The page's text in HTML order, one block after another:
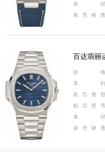
再把目光聚焦百达翡丽。
0周年限量腕表，分别是
表
表 壳 材
百达翡丽
价
系
机 芯 类
机 芯 型
表
表 壳 材